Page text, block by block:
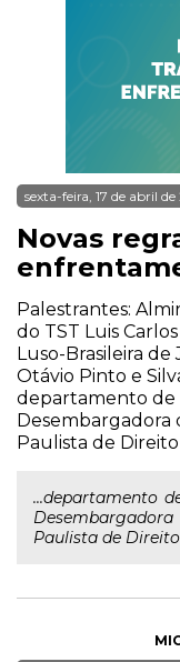
sexta-feira, 17 de abril
Novas
Palestrantes:
do TST Luis
Luso-Brasileira de
Otávio Pinto e
departamento de
Desembargadora
Paulista de
...departamento
Paulista de